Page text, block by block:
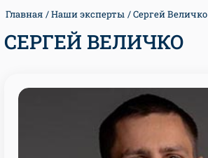
Главная Наши эксперты Сергей Величко
СЕРГЕЙ ВЕЛИЧКО